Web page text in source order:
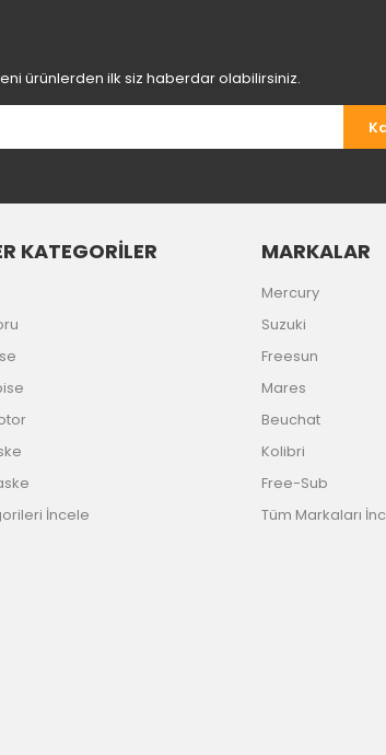
Gönder
ürünlerden ilk siz haberdar olabilirsiniz.
KATEGORİLER
İncele
MARKALAR
Mercury
Suzuki
Freesun
Mares
Beuchat
Kolibri
Free-Sub
Tüm Markaları